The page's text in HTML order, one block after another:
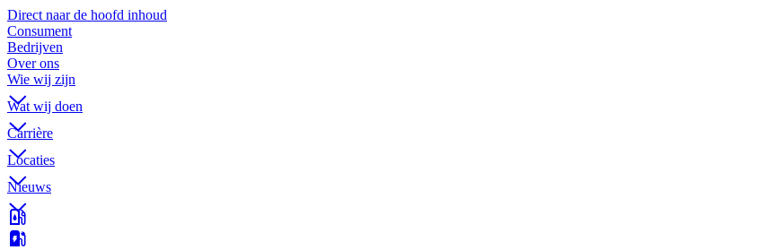
Direct naar de hoofd inhoud
Consument
Bedrijven
Over ons
Wie wij zijn
Wat wij doen
Carrière
Locaties
Nieuws